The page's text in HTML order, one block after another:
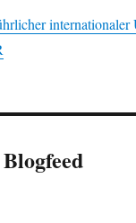
internationaler